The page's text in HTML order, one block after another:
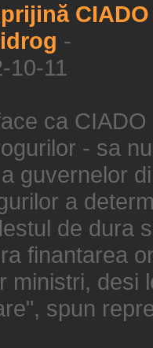
CIADO
-
10-11
ca
- sa
guvernelor
a
de dura
finantarea
ministri, desi
spun